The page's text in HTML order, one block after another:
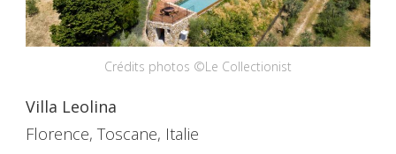
Crédits photos ©Le Collectionist
Villa Leolina
Florence, Toscane, Italie